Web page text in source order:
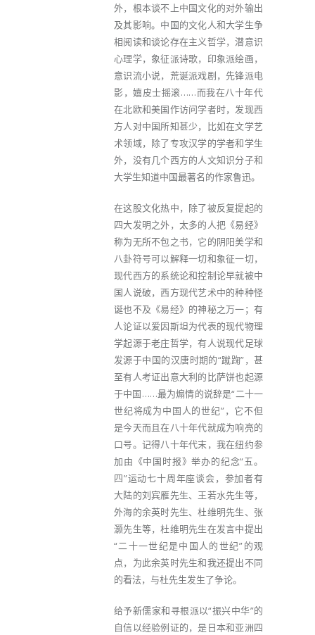
外，根本谈不上中国文化的对外输出
及其影响。中国的文化人和大学生争
相阅读和谈论存在主义哲学，潜意识
心理学，象征派诗歌，印象派绘画，
意识流小说，荒诞派戏剧，先锋派电
影，嬉皮士摇滚……而我在八十年代
在北欧和美国作访问学者时，发现西
方人对中国所知甚少，比如在文学艺
术领域，除了专攻汉学的学者和学生
外，没有几个西方的人文知识分子和
大学生知道中国最著名的作家鲁迅。
在这股文化热中，除了被反复提起的
四大发明之外，太多的人把《易经》
称为无所不包之书，它的阴阳美学和
八卦符号可以解释一切和象征一切，
现代西方的系统论和控制论早就被中
国人说破，西方现代艺术中的种种怪
诞也不及《易经》的神秘之万一；有
人论证以爱因斯坦为代表的现代物理
学起源于老庄哲学，有人说现代足球
发源于中国的汉唐时期的“蹴踘”，甚
至有人考证出意大利的比萨饼也起源
于中国……最为煽情的说辞是“二十一
世纪将成为中国人的世纪”，它不但
是今天而且在八十年代就成为响亮的
口号。记得八十年代末，我在纽约参
加由《中国时报》举办的纪念“五。
四”运动七十周年座谈会，参加者有
大陆的刘宾雁先生、王若水先生等，
外海的余英时先生、杜维明先生、张
灏先生等，杜维明先生在发言中提出
“二十一世纪是中国人的世纪”的观
点，为此余英时先生和我还提出不同
的看法，与杜先生发生了争论。
给予新儒家和寻根派以“振兴中华”的
自信以经验例证的，是日本和亚洲四